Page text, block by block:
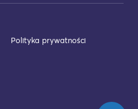
Polityka prywatności